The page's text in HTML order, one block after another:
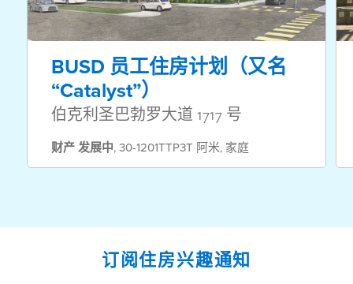
BUSD 员工住房计划（又名
“Catalyst”）
伯克利圣巴勃罗大道 1717 号
财产发展中,30-1201TTP3T 阿米, 家庭
订阅住房兴趣通知